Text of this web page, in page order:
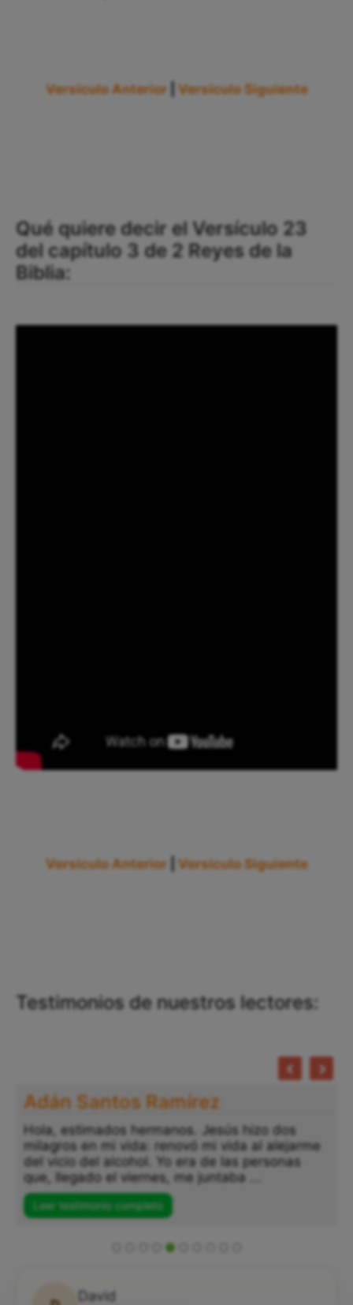
Versículo Anterior Versículo Siguiente
Qué quiere decir el Versículo 23
del capítulo 3 de 2 Reyes de la
Biblia:
Versículo Anterior Versículo Siguiente
Testimonios de nuestros lectores:
Adán Santos Ramírez
Hola, estimados hermanos. Jesús hizo dos
milagros en mi vida: renovó mi vida al alejarme
del vicio del alcohol. Yo era de las personas
que, llegado el viernes, me juntaba ...
Leer testimonio completo
David